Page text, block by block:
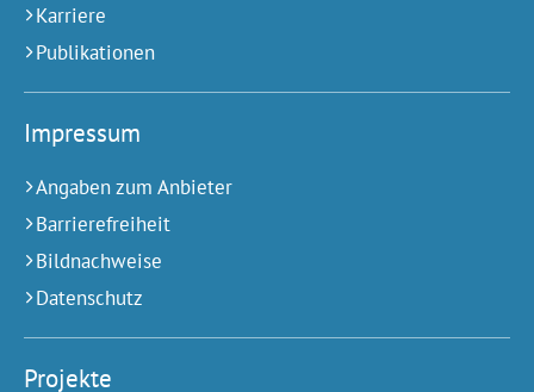
Karriere
Publikationen
Impressum
Angaben zum Anbieter
Barrierefreiheit
Bildnachweise
Datenschutz
Projekte